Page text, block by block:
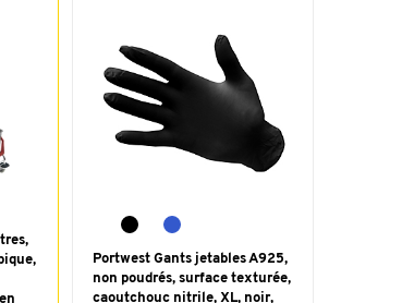
Portwest Gants jetables A925,
non poudrés, surface texturée,
caoutchouc nitrile, XL, noir,